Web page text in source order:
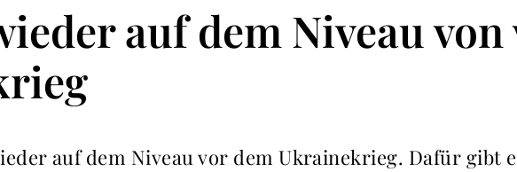
auf dem Niveau von
auf dem Niveau vor dem Ukrainekrieg. Dafür gibt